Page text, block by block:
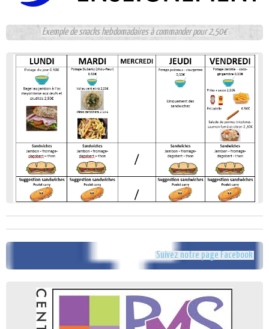
Exemple de snacks hebdomadaires à commander pour 2,50€
Suivez notre page Facebook